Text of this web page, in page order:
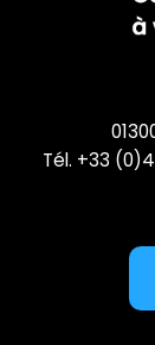
Tél. +33